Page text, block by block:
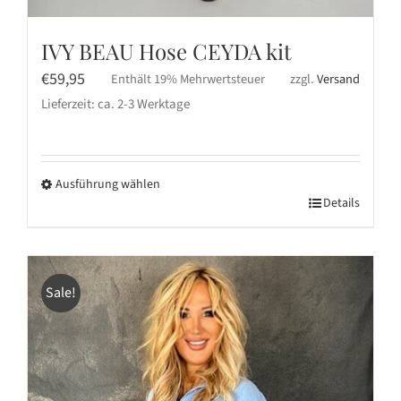
IVY BEAU Hose CEYDA kit
€59,95 Enthält 19% Mehrwertsteuer zzgl.Versand
Lieferzeit: ca. 2-3 Werktage
Ausführung wählen
weist
mehrere
Varianten
auf.
Die
Optionen
Details
Sale!